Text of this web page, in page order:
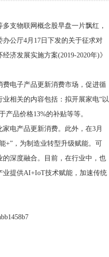
支物联网概念股早盘一片飘红，
公厅4月17日下发的关于征求对
济发展实施方案(2019-2020年)》
电子产品更新消费市场，促进循
相关的内容包括：拟开展家电“以
产品价格13%的补贴等等。
电产品更新消费。此外，在3月
+”，为制造业转型升级赋能。可
深度融合。目前，在行业中，也
业提供AI+IoT技术赋能，加速传统